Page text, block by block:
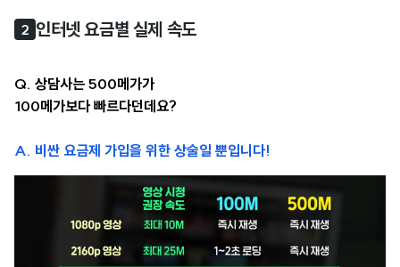
2 인터넷 요금별 실제 속도
Q. 상담사는 500메가가
100메가보다 빠르다던데요?
A. 비싼 요금제 가입을 위한 상술일 뿐입니다!